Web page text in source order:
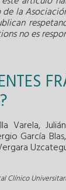
la
no es
Varela,
García
Clínico